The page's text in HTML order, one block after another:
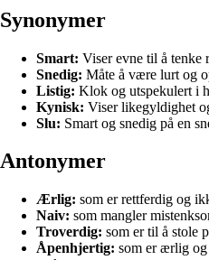
Synonymer
Smart: Viser evne til å tenke
Snedig: Måte å være lurt og
Listig: Klok og utspekulert i
Kynisk: Viser likegyldighet
Slu: Smart og snedig på en
Antonymer
Ærlig: som er rettferdig og
Naiv: som mangler
Troverdig: som er til å stole
Åpenhjertig: som er ærlig